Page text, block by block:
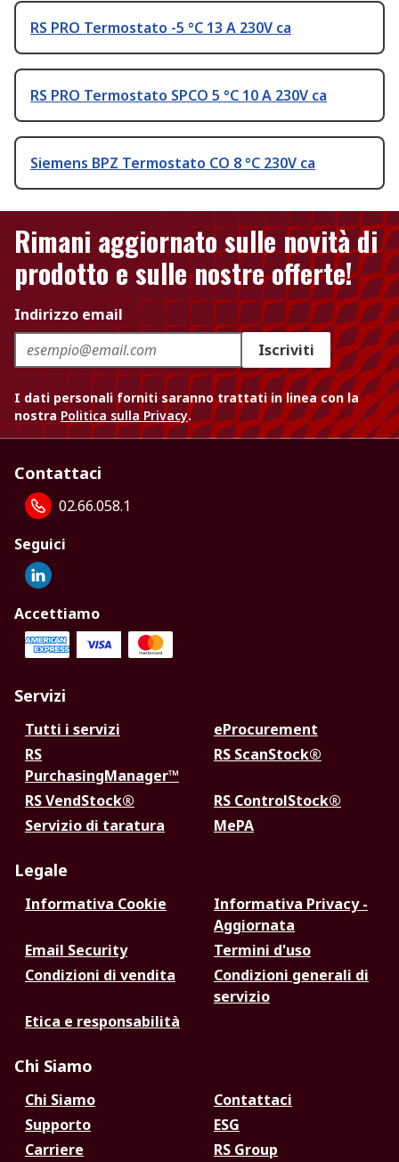
RS PRO Termostato -5 °C 13 A 230V ca
RS PRO Termostato SPCO 5 °C 10 A 230V ca
Siemens BPZ Termostato CO 8 °C 230V ca
Rimani aggiornato sulle novità di
prodotto e sulle nostre offerte!
Indirizzo email
Iscriviti
I dati personali forniti saranno trattati in linea con la
nostra Politica sulla Privacy.
Contattaci
02.66.058.1
Seguici
Accettiamo
Servizi
Tutti i servizi
eProcurement
RS
PurchasingManager™
RS ScanStock®
RS VendStock®
RS ControlStock®
Servizio di taratura
MePA
Legale
Informativa Cookie
Informativa Privacy -
Aggiornata
Email Security
Termini d'uso
Condizioni di vendita
Condizioni generali di
servizio
Etica e responsabilità
Chi Siamo
Chi Siamo
Contattaci
Supporto
ESG
Carriere
RS Group